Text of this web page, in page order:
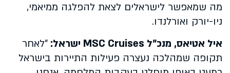
מה שמאפשר לישראלים לצאת להפלגה ממיאמי,
ניו-יורק ואורלנדו.
איל אטיאס, מנכ"ל MSC Cruises ישראל: "לאחר
תקופה שמהלכה נעצרה פעילות התיירות בישראל